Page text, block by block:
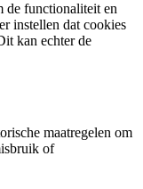
de functionaliteit en
instellen dat cookies
kan echter de
maatregelen om
of